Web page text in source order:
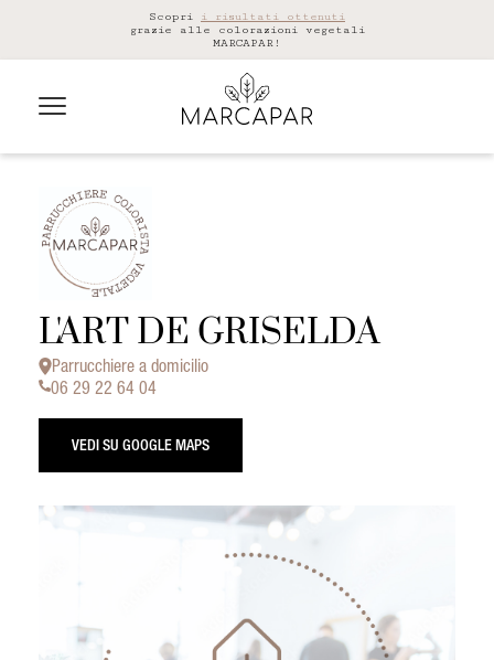
Scopri i risultati ottenuti
grazie alle colorazioni vegetali
MARCAPAR!
L'ART DE GRISELDA
Parrucchiere a domicilio
06 29 22 64 04
VEDI SU GOOGLE MAPS